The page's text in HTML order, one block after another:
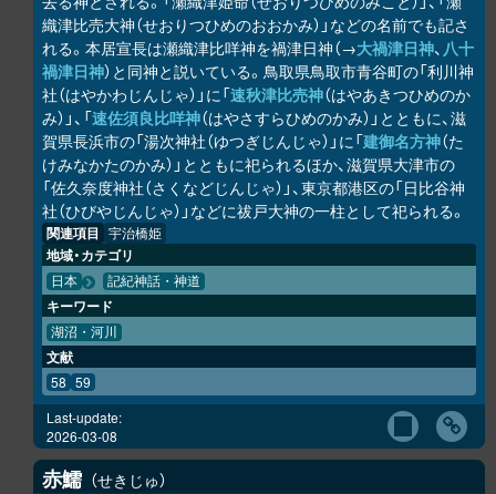
織津比売大神（せおりつひめのおおかみ）」などの名前でも記さ
れる。本居宣長は瀬織津比咩神を禍津日神（→大禍津日神、 八十
禍津日神）と同神と説いている。鳥取県鳥取市青谷町の「利川神
社（はやかわじんじゃ）」に「速秋津比売神（はやあきつひめのか
み）」、「速佐須良比咩神（はやさすらひめのかみ）」とともに、滋
賀県長浜市の「湯次神社（ゆつぎじんじゃ）」に「建御名方神（た
けみなかたのかみ）」とともに祀られるほか、滋賀県大津市の
「佐久奈度神社（さくなどじんじゃ）」、東京都港区の「日比谷神
社（ひびやじんじゃ）」などに祓戸大神の一柱として祀られる。
関連項目 宇治橋姫
地域・カテゴリ
日本 記紀神話・神道
キーワード
湖沼・河川
文献
58 59
Last-update:
2026-03-08
赤鱬 せきじゅ